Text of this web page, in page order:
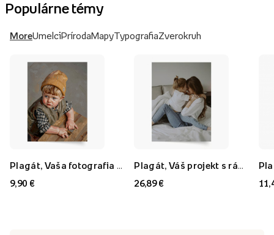
Populárne témy
MoreUmelciPrírodaMapyTypografiaZverokruh
9,90 €
26,89 €